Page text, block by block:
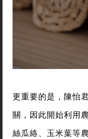
更重要的是，陳怡
關，因此開始利用
絲瓜絡、玉米葉等